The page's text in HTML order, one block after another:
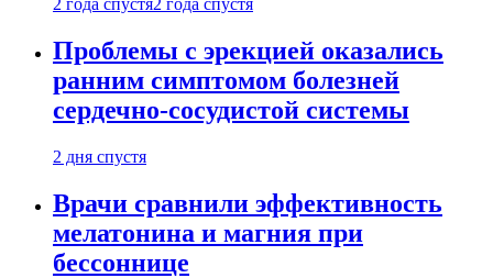
2 года спустя2 года спустя
Проблемы с эрекцией оказались
ранним симптомом болезней
сердечно-сосудистой системы
2 дня спустя
Врачи сравнили эффективность
мелатонина и магния при
бессоннице